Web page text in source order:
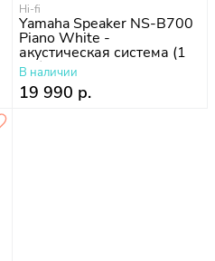
Hi-fi
Yamaha Speaker NS-B700
Piano White -
акустическая система (1
шт.)
В наличии
19 990 р.